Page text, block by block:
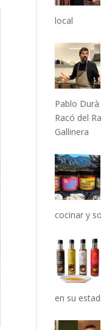
local
Pablo
Racó del
Gallinera
cocinar y
en su